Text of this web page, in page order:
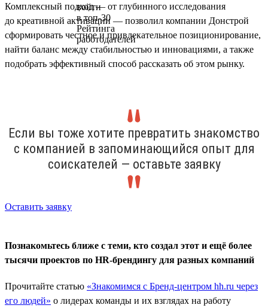
Комплексный подход — от глубинного исследования
до креативной активации — позволил компании Донстрой
сформировать честное и привлекательное позиционирование,
найти баланс между стабильностью и инновациями, а также
подобрать эффективный способ рассказать об этом рынку.
Если вы тоже хотите превратить знакомство
с компанией в запоминающийся опыт для
соискателей — оставьте заявку
Оставить заявку
Познакомьтесь ближе с теми, кто создал этот и ещё более
тысячи проектов по HR-брендингу для разных компаний
Прочитайте статью «Знакомимся с Бренд-центром hh.ru через
его людей» о лидерах команды и их взглядах на работу